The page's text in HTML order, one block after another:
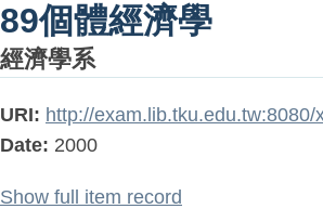
89個體經濟學
經濟學系
URI: http://
Date: 2000
Show full item record